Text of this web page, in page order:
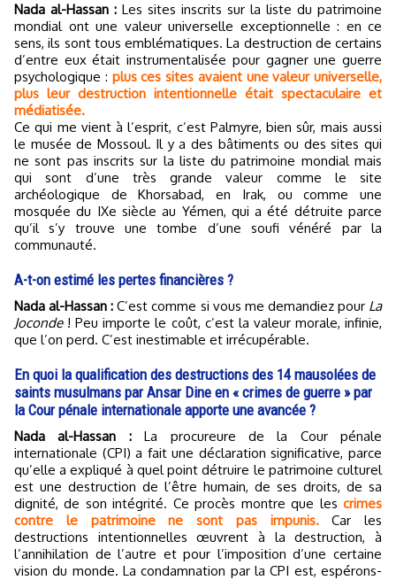
Nada al-Hassan : Les sites inscrits sur la liste du patrimoine
mondial ont une valeur universelle exceptionnelle : en ce
sens, ils sont tous emblématiques. La destruction de certains
d’entre eux était instrumentalisée pour gagner une guerre
psychologique : plus ces sites avaient une valeur universelle,
plus leur destruction intentionnelle était spectaculaire et
médiatisée.
Ce qui me vient à l’esprit, c’est Palmyre, bien sûr, mais aussi
le musée de Mossoul. Il y a des bâtiments ou des sites qui
ne sont pas inscrits sur la liste du patrimoine mondial mais
qui sont d’une très grande valeur comme le site
archéologique de Khorsabad, en Irak, ou comme une
mosquée du IXe siècle au Yémen, qui a été détruite parce
qu’il s’y trouve une tombe d’une soufi vénéré par la
communauté.
A-t-on estimé les pertes financières ?
Nada al-Hassan : C’est comme si vous me demandiez pour La
Joconde! Peu importe le coût, c’est la valeur morale, infinie,
que l’on perd. C’est inestimable et irrécupérable.
En quoi la qualification des destructions des 14 mausolées de
saints musulmans par Ansar Dine en « crimes de guerre » par
la Cour pénale internationale apporte une avancée ?
Nada al-Hassan :La procureure de la Cour pénale
internationale (CPI) a fait une déclaration significative, parce
qu’elle a expliqué à quel point détruire le patrimoine culturel
est une destruction de l’être humain, de ses droits, de sa
dignité, de son intégrité. Ce procès montre que les crimes
contre le patrimoine ne sont pas impunis.Car les
destructions intentionnelles œuvrent à la destruction, à
l’annihilation de l’autre et pour l’imposition d’une certaine
vision du monde. La condamnation par la CPI est, espérons-